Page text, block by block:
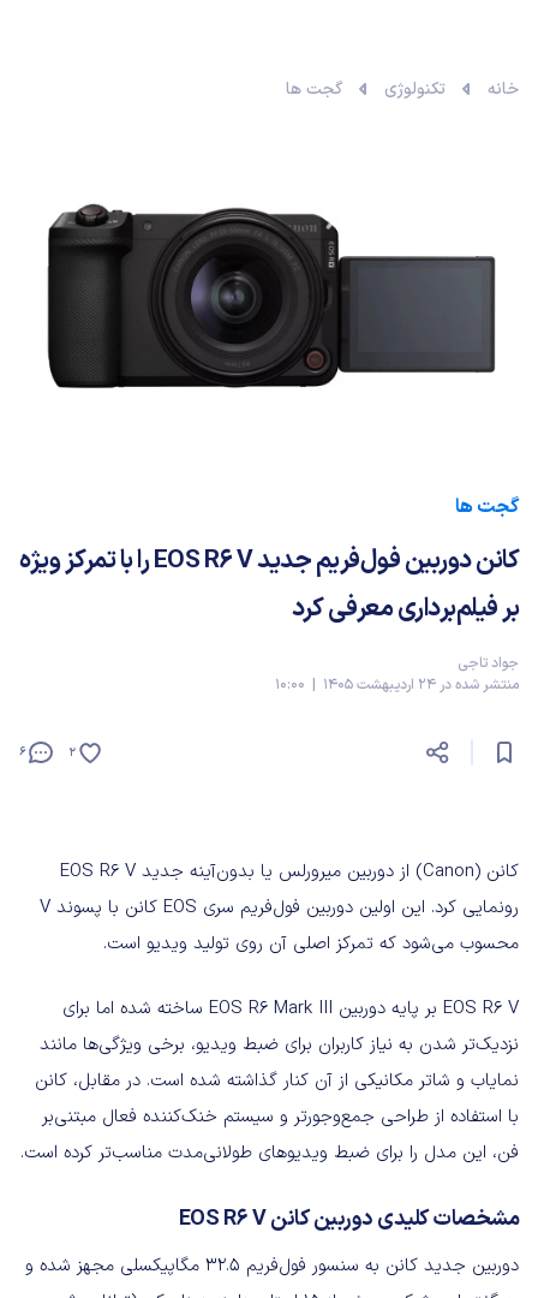
خانه تکنولوژی گجت ها
گجت ها
کانن دوربین فول‌فریم جدید EOS R6 V را با تمرکز ویژه
بر فیلم‌برداری معرفی کرد
جواد تاجی
منتشر شده در 24 اردیبهشت 1405 | 10:00
6 2
کانن (Canon) از دوربین میرورلس یا بدون‌آینه جدید EOS R6 V
رونمایی کرد. این اولین دوربین فول‌فریم سری EOS کانن با پسوند V
محسوب می‌شود که تمرکز اصلی آن روی تولید ویدیو است.
EOS R6 V بر پایه دوربین EOS R6 Mark III ساخته شده اما برای
نزدیک‌تر شدن به نیاز کاربران برای ضبط ویدیو، برخی ویژگی‌ها مانند
نمایاب و شاتر مکانیکی از آن کنار گذاشته شده است. در مقابل، کانن
با استفاده از طراحی جمع‌وجورتر و سیستم خنک‌کننده فعال مبتنی‌بر
فن، این مدل را برای ضبط ویدیوهای طولانی‌مدت مناسب‌تر کرده است.
مشخصات کلیدی دوربین کانن EOS R6 V
دوربین جدید کانن به سنسور فول‌فریم ۳۲.۵ مگاپیکسلی مجهز شده و